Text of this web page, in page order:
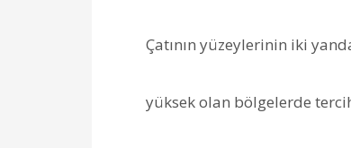
Çatının yüzeylerinin iki
yüksek olan bölgelerde